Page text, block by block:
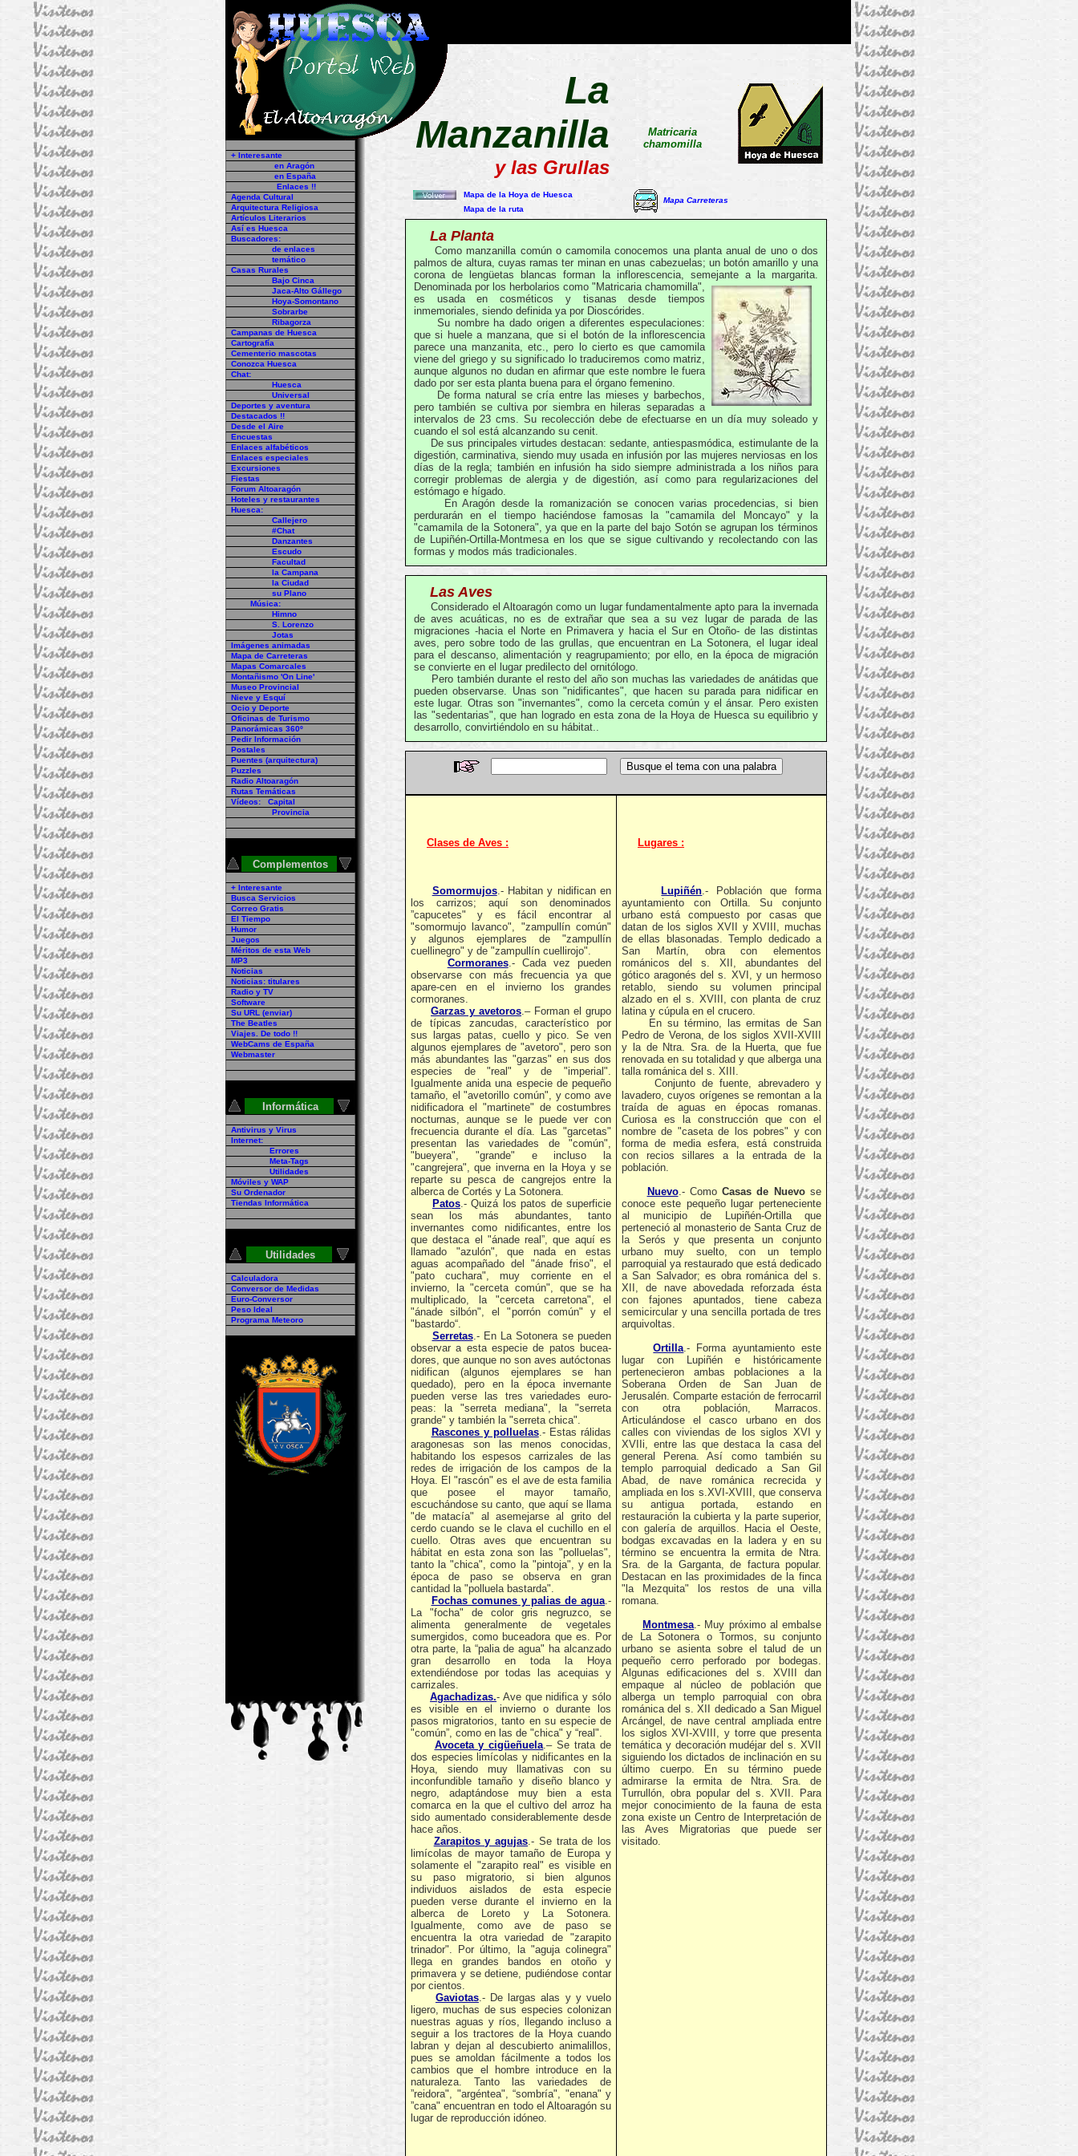
En Huesca ...
+ Interesante
en Aragón
en España
Enlaces !!
Agenda Cultural
Arquitectura Religiosa
Artículos Literarios
Así es Huesca
Buscadores:
de enlaces
temático
Casas Rurales
Bajo Cinca
Jaca-Alto Gállego
Hoya-Somontano
Sobrarbe
Ribagorza
Campanas de Huesca
Cartografía
Cementerio mascotas
Conozca Huesca
Chat:
Huesca
Universal
Deportes y aventura
Destacados !!
Desde el Aire
Encuestas
Enlaces alfabéticos
Enlaces especiales
Excursiones
Fiestas
Forum Altoaragón
Hoteles y restaurantes
Huesca:
Callejero
#Chat
Danzantes
Escudo
Facultad
la Campana
la Ciudad
su Plano
Música:
Himno
S. Lorenzo
Jotas
Imágenes animadas
Mapa de Carreteras
Mapas Comarcales
Montañismo 'On Line'
Museo Provincial
Nieve y Esquí
Ocio y Deporte
Oficinas de Turismo
Panorámicas 360º
Pedir Información
Postales
Puentes (arquitectura)
Puzzles
Radio Altoaragón
Rutas Temáticas
Vídeos: Capital
Provincia
Complementos
+ Interesante
Busca Servicios
Correo Gratis
El Tiempo
Humor
Juegos
Méritos de esta Web
MP3
Noticias
Noticias: titulares
Radio y TV
Software
Su URL (enviar)
The Beatles
Viajes. De todo !!
WebCams de España
Webmaster
Informática
Antivirus y Virus
Internet:
Errores
Meta-Tags
Utilidades
Móviles y WAP
Su Ordenador
Tiendas Informática
Utilidades
Calculadora
Conversor de Medidas
Euro-Conversor
Peso Ideal
Programa Meteoro
La
Manzanilla
y las Grullas
Matricaria
chamomilla
Mapa de la Hoya de Huesca
Mapa de la ruta
Mapa Carreteras
La Planta
Como manzanilla común o camomila conocemos una planta anual de uno o dos
palmos de altura, cuyas ramas ter minan en unas cabezuelas; un botón amarillo y una
corona de lengüetas blancas forman la inflorescencia, semejante a la margarita.
Denominada por los herbolarios como "Matricaria chamomilla",
es usada en cosméticos y tisanas desde tiempos
inmemoriales, siendo definida ya por Dioscórides.
Su nombre ha dado origen a diferentes especulaciones:
que si huele a manzana, que si el botón de la inflorescencia
parece una manzanita, etc., pero lo cierto es que camomila
viene del griego y su significado lo traduciremos como matriz,
aunque algunos no dudan en afirmar que este nombre le fuera
dado por ser esta planta buena para el órgano femenino.
De forma natural se cría entre las mieses y barbechos,
pero también se cultiva por siembra en hileras separadas a
intervalos de 23 cms. Su recolección debe de efectuarse en un día muy soleado y
cuando el sol está alcanzando su cenit.
De sus principales virtudes destacan: sedante, antiespasmódica, estimulante de la
digestión, carminativa, siendo muy usada en infusión por las mujeres nerviosas en los
días de la regla; también en infusión ha sido siempre administrada a los niños para
corregir problemas de alergia y de digestión, así como para regularizaciones del
estómago e hígado.
En Aragón desde la romanización se conocen varias procedencias, si bien
perdurarán en el tiempo haciéndose famosas la "camamila del Moncayo" y la
"camamila de la Sotonera", ya que en la parte del bajo Sotón se agrupan los términos
de Lupiñén-Ortilla-Montmesa en los que se sigue cultivando y recolectando con las
formas y modos más tradicionales.
Las Aves
Considerado el Altoaragón como un lugar fundamentalmente apto para la invernada
de aves acuáticas, no es de extrañar que sea a su vez lugar de parada de las
migraciones -hacia el Norte en Primavera y hacia el Sur en Otoño- de las distintas
aves, pero sobre todo de las grullas, que encuentran en La Sotonera, el lugar ideal
para el descanso, alimentación y reagrupamiento; por ello, en la época de migración
se convierte en el lugar predilecto del ornitólogo.
Pero también durante el resto del año son muchas las variedades de anátidas que
pueden observarse. Unas son "nidificantes", que hacen su parada para nidificar en
este lugar. Otras son "invernantes", como la cerceta común y el ánsar. Pero existen
las "sedentarias", que han logrado en esta zona de la Hoya de Huesca su equilibrio y
desarrollo, convirtiéndolo en su hábitat..
Clases de Aves :
Somormujos.- Habitan y nidifican en
los carrizos; aquí son denominados
”capucetes" y es fácil encontrar al
"somormujo lavanco", "zampullín común"
y algunos ejemplares de "zampullín
cuellinegro" y de "zampullín cuellirojo".
Cormoranes.- Cada vez pueden
observarse con más frecuencia ya que
apare-cen en el invierno los grandes
cormoranes.
Garzas y avetoros.– Forman el grupo
de típicas zancudas, característico por
sus largas patas, cuello y pico. Se ven
algunos ejemplares de "avetoro", pero son
más abundantes las "garzas" en sus dos
especies de "real" y de "imperial".
Igualmente anida una especie de pequeño
tamaño, el "avetorillo común", y como ave
nidificadora el "martinete" de costumbres
nocturnas, aunque se le puede ver con
frecuencia durante el día. Las "garcetas"
presentan las variedades de "común",
"bueyera", "grande" e incluso la
"cangrejera", que inverna en la Hoya y se
reparte su pesca de cangrejos entre la
alberca de Cortés y La Sotonera.
Patos.- Quizá los patos de superficie
sean los más abundantes, tanto
invernantes como nidificantes, entre los
que destaca el "ánade real”, que aquí es
llamado "azulón", que nada en estas
aguas acompañado del "ánade friso", el
"pato cuchara", muy corriente en el
invierno, la "cerceta común", que se ha
multiplicado, la "cerceta carretona", el
"ánade silbón", el "porrón común" y el
"bastardo“.
Serretas.- En La Sotonera se pueden
observar a esta especie de patos bucea-
dores, que aunque no son aves autóctonas
nidifican (algunos ejemplares se han
quedado), pero en la época invernante
pueden verse las tres variedades euro-
peas: la "serreta mediana", la "serreta
grande" y también la "serreta chica".
Rascones y polluelas.- Estas rálidas
aragonesas son las menos conocidas,
habitando los espesos carrizales de las
redes de irrigación de los campos de la
Hoya. El "rascón" es el ave de esta familia
que posee el mayor tamaño,
escuchándose su canto, que aquí se llama
"de matacía" al asemejarse al grito del
cerdo cuando se le clava el cuchillo en el
cuello. Otras aves que encuentran su
hábitat en esta zona son las "polluelas",
tanto la "chica", como la "pintoja", y en la
época de paso se observa en gran
cantidad la "polluela bastarda".
Fochas comunes y palias de agua.-
La "focha" de color gris negruzco, se
alimenta generalmente de vegetales
sumergidos, como buceadora que es. Por
otra parte, la “palia de agua" ha alcanzado
gran desarrollo en toda la Hoya
extendiéndose por todas las acequias y
carrizales.
Agachadizas.- Ave que nidifica y sólo
es visible en el invierno o durante los
pasos migratorios, tanto en su especie de
"común”, como en las de "chica" y “real".
Avoceta y cigüeñuela.– Se trata de
dos especies limícolas y nidificantes en la
Hoya, siendo muy llamativas con su
inconfundible tamaño y diseño blanco y
negro, adaptándose muy bien a esta
comarca en la que el cultivo del arroz ha
sido aumentado considerablemente desde
hace años.
Zarapitos y agujas.- Se trata de los
limícolas de mayor tamaño de Europa y
solamente el "zarapito real" es visible en
su paso migratorio, si bien algunos
individuos aislados de esta especie
pueden verse durante el invierno en la
alberca de Loreto y La Sotonera.
Igualmente, como ave de paso se
encuentra la otra variedad de "zarapito
trinador". Por último, la "aguja colinegra"
llega en grandes bandos en otoño y
primavera y se detiene, pudiéndose contar
por cientos.
Gaviotas.- De largas alas y y vuelo
ligero, muchas de sus especies colonizan
nuestras aguas y ríos, llegando incluso a
seguir a los tractores de la Hoya cuando
labran y dejan al descubierto animalillos,
pues se amoldan fácilmente a todos los
cambios que el hombre introduce en la
naturaleza. Tanto las variedades de
”reidora", "argéntea", “sombría", "enana" y
”cana" encuentran en todo el Altoaragón su
lugar de reproducción idóneo.
Lugares :
Lupiñén.- Población que forma
ayuntamiento con Ortilla. Su conjunto
urbano está compuesto por casas que
datan de los siglos XVII y XVIII, muchas
de ellas blasonadas. Templo dedicado a
San Martín, obra con elementos
románicos del s. XII, abundantes del
gótico aragonés del s. XVI, y un hermoso
retablo, siendo su volumen principal
alzado en el s. XVIII, con planta de cruz
latina y cúpula en el crucero.
En su término, las ermitas de San
Pedro de Verona, de los siglos XVII-XVIII
y la de Ntra. Sra. de la Huerta, que fue
renovada en su totalidad y que alberga una
talla románica del s. XIII.
Conjunto de fuente, abrevadero y
lavadero, cuyos orígenes se remontan a la
traída de aguas en épocas romanas.
Curiosa es la construcción que con el
nombre de "caseta de los pobres" y con
forma de media esfera, está construida
con recios sillares a la entrada de la
población.
Nuevo.- ComoCasas de Nuevose
conoce este pequeño lugar perteneciente
al municipio de Lupiñén-Ortilla que
perteneció al monasterio de Santa Cruz de
la Serós y que presenta un conjunto
urbano muy suelto, con un templo
parroquial ya restaurado que está dedicado
a San Salvador; es obra románica del s.
XII, de nave abovedada reforzada ésta
con fajones apuntados, tiene cabeza
semicircular y una sencilla portada de tres
arquivoltas.
Ortilla.- Forma ayuntamiento este
lugar con Lupiñén e históricamente
pertenecieron ambas poblaciones a la
Soberana Orden de San Juan de
Jerusalén. Comparte estación de ferrocarril
con otra población, Marracos.
Articulándose el casco urbano en dos
calles con viviendas de los siglos XVI y
XVIIi, entre las que destaca la casa del
general Perena. Así como también su
templo parroquial dedicado a San Gil
Abad, de nave románica recrecida y
ampliada en los s.XVI-XVIII, que conserva
su antigua portada, estando en
restauración la cubierta y la parte superior,
con galería de arquillos. Hacia el Oeste,
bodgas excavadas en la ladera y en su
término se encuentra la ermita de Ntra.
Sra. de la Garganta, de factura popular.
Destacan en las proximidades de la finca
"la Mezquita" los restos de una villa
romana.
Montmesa.- Muy próximo al embalse
de La Sotonera o Tormos, su conjunto
urbano se asienta sobre el talud de un
pequeño cerro perforado por bodegas.
Algunas edificaciones del s. XVIII dan
empaque al núcleo de población que
alberga un templo parroquial con obra
románica del s. XII dedicado a San Miguel
Arcángel, de nave central ampliada entre
los siglos XVI-XVIII, y torre que presenta
temática y decoración mudéjar del s. XVII
siguiendo los dictados de inclinación en su
último cuerpo. En su término puede
admirarse la ermita de Ntra. Sra. de
Turrullón, obra popular del s. XVII. Para
mejor conocimiento de la fauna de esta
zona existe un Centro de Interpretación de
las Aves Migratorias que puede ser
visitado.